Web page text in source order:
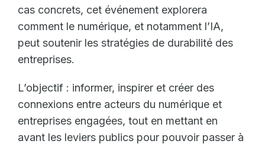
cas concrets, cet événement explorera
comment le numérique, et notamment l’IA,
peut soutenir les stratégies de durabilité des
entreprises.
L’objectif : informer, inspirer et créer des
connexions entre acteurs du numérique et
entreprises engagées, tout en mettant en
avant les leviers publics pour pouvoir passer à